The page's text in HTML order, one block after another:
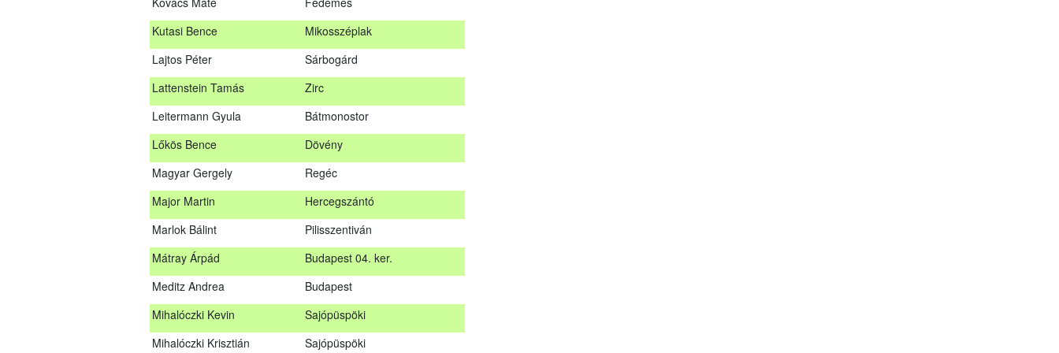
Kutasi Bence
Mikosszéplak
Lajtos Péter
Sárbogárd
Lattenstein Tamás
Zirc
Leitermann Gyula
Bátmonostor
Lőkös Bence
Dövény
Magyar Gergely
Regéc
Major Martin
Hercegszántó
Marlok Bálint
Pilisszentiván
Mátray Árpád
Budapest 04. ker.
Meditz Andrea
Budapest
Mihalóczki Kevin
Sajópüspöki
Mihalóczki Krisztián
Sajópüspöki
Kovács Dániel
Ózd
Kovács Máté
Fedémes
Kutasi Bence
Mikosszéplak
Lajtos Péter
Sárbogárd
Lattenstein Tamás
Zirc
Leitermann Gyula
Bátmonostor
Lőkös Bence
Dövény
Magyar Gergely
Regéc
Major Martin
Hercegszántó
Marlok Bálint
Pilisszentiván
Mátray Árpád
Budapest 04. ker.
Meditz Andrea
Budapest